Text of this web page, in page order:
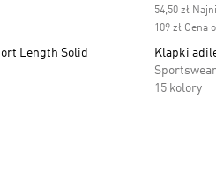
Length Solid
54,50 zł
109 zł Cena
Klapki
Sportswear
15 kolory